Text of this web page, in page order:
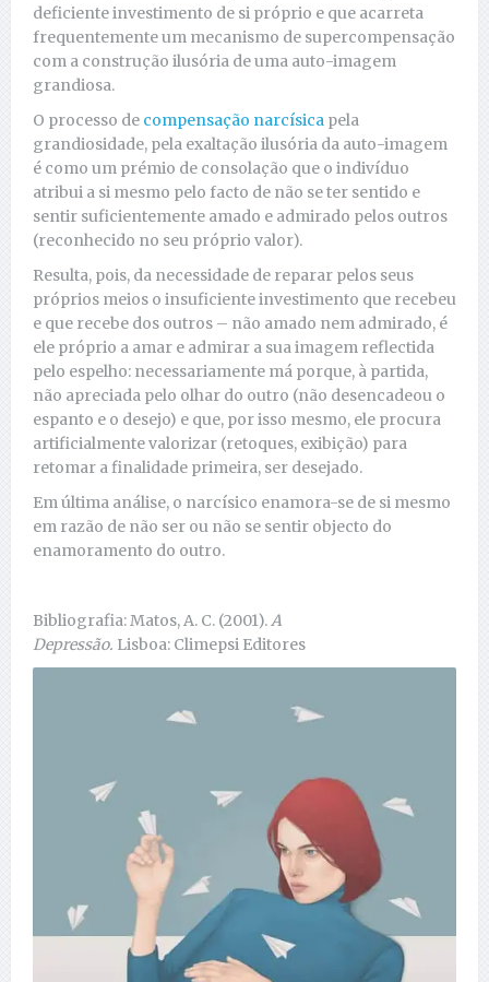
deficiente investimento de si próprio e que acarreta
frequentemente um mecanismo de supercompensação
com a construção ilusória de uma auto-imagem
grandiosa.
O processo de compensação narcísica pela
grandiosidade, pela exaltação ilusória da auto-imagem
é como um prémio de consolação que o indivíduo
atribui a si mesmo pelo facto de não se ter sentido e
sentir suficientemente amado e admirado pelos outros
(reconhecido no seu próprio valor).
Resulta, pois, da necessidade de reparar pelos seus
próprios meios o insuficiente investimento que recebeu
e que recebe dos outros – não amado nem admirado, é
ele próprio a amar e admirar a sua imagem reflectida
pelo espelho: necessariamente má porque, à partida,
não apreciada pelo olhar do outro (não desencadeou o
espanto e o desejo) e que, por isso mesmo, ele procura
artificialmente valorizar (retoques, exibição) para
retomar a finalidade primeira, ser desejado.
Em última análise, o narcísico enamora-se de si mesmo
em razão de não ser ou não se sentir objecto do
enamoramento do outro.
Bibliografia: Matos, A. C. (2001).A
Depressão. Lisboa: Climepsi Editores